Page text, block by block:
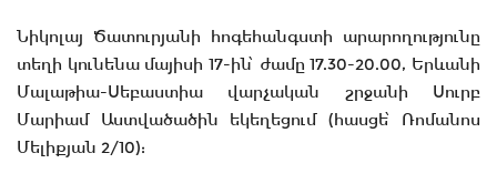
Նիկոլայ Ծատուրյանի հոգեհանգստի արարողությունը
տեղի կունենա մայիսի 17-ին՝ ժամը 17.30-20.00, Երևանի
Մալաթիա-Սեբաստիա վարչական շրջանի Սուրբ
Մարիամ Աստվածածին եկեղեցում (հասցե՝ Ռոմանոս
Մելիքյան 2/10):